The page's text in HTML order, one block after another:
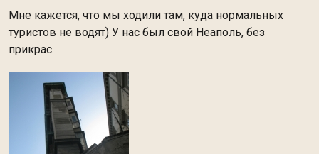
Мне кажется, что мы ходили там, куда нормальных
туристов не водят) У нас был свой Неаполь, без
прикрас.